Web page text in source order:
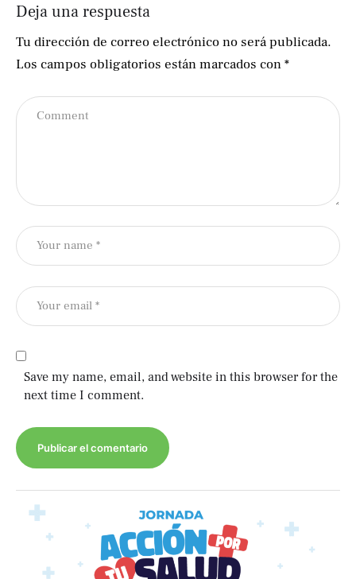
Deja una respuesta
Tu dirección de correo electrónico no será publicada.
Los campos obligatorios están marcados con*
Save my name, email, and website in this browser for the
next time I comment.